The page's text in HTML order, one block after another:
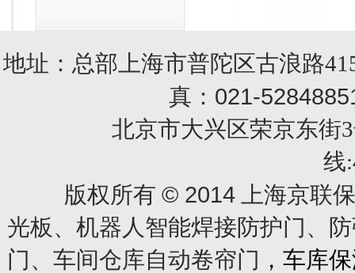
地址：总部上海市普陀区古浪路
真： 021-
北京市大兴区荣京东街3
线
版权所有 © 2014上海京联
光板、机器人智能焊接防护门、
门、车间仓库自动卷帘门 ，车库